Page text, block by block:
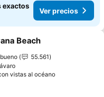
exactos
Ver precios
a favoritos
Beach
55.561
vistas al océano